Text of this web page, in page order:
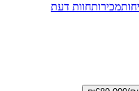
מכירותחוות דעת